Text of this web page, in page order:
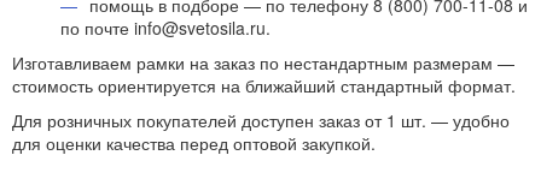
по почте info@svetosila.ru.
Изготавливаем рамки на заказ по нестандартным размерам —
стоимость ориентируется на ближайший стандартный формат.
Для розничных покупателей доступен заказ от 1 шт. — удобно
для оценки качества перед оптовой закупкой.